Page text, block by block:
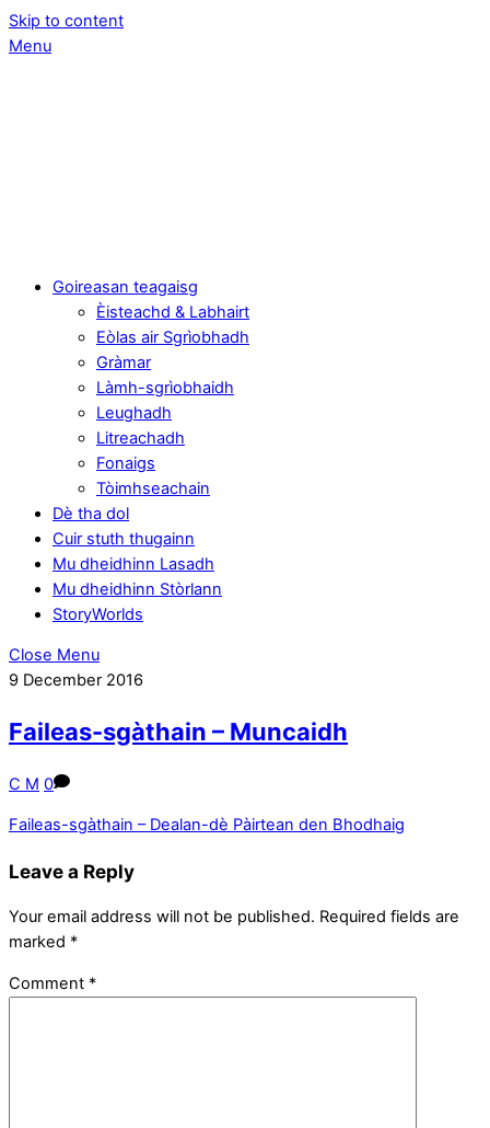
Skip to content
Menu
Goireasan teagaisg
Èisteachd & Labhairt
Eòlas air Sgrìobhadh
Gràmar
Làmh-sgrìobhaidh
Leughadh
Litreachadh
Fonaigs
Tòimhseachain
Dè tha dol
Cuir stuth thugainn
Mu dheidhinn Lasadh
Mu dheidhinn Stòrlann
StoryWorlds
Close Menu
9 December 2016
Faileas-sgàthain – Muncaidh
C M 0
Faileas-sgàthain – Dealan-dè Pàirtean den Bhodhaig
Leave a Reply
Your email address will not be published. Required fields are
marked *
Comment *